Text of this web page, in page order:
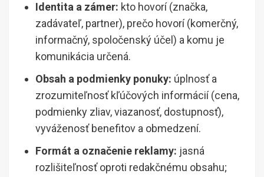
Identita a zámer: kto hovorí (značka,
zadávateľ, partner), prečo hovorí (komerčný,
informačný, spoločenský účel) a komu je
komunikácia určená.
Obsah a podmienky ponuky: úplnosť a
zrozumiteľnosť kľúčových informácií (cena,
podmienky zliav, viazanosť, dostupnosť),
vyváženosť benefitov a obmedzení.
Formát a označenie reklamy: jasná
rozlišiteľnosť oproti redakčnému obsahu;